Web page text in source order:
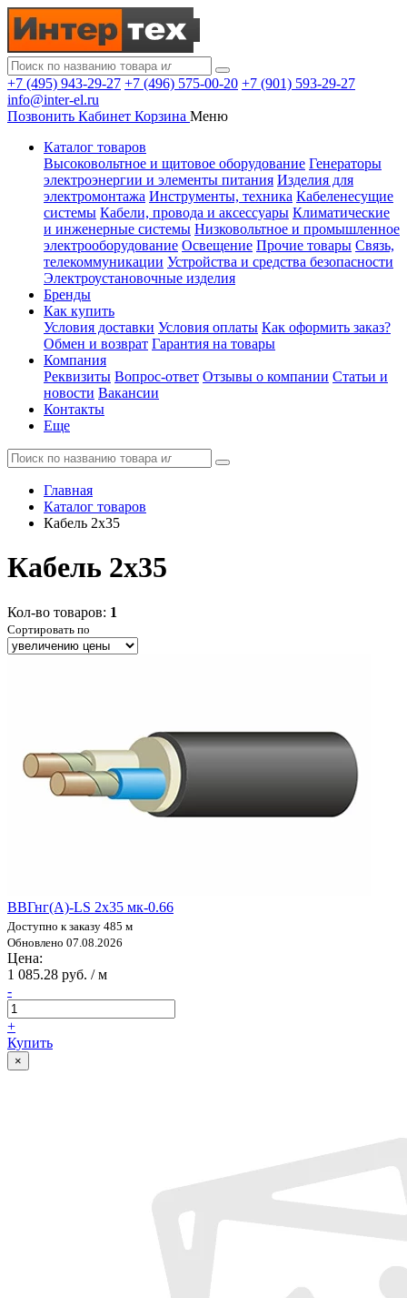
+7 (495) 943-29-27 +7 (496) 575-00-20 +7 (901) 593-29-27
info@inter-el.ru
Позвонить Кабинет Корзина Меню
Каталог товаров
Высоковольтное и щитовое оборудование Генераторы
электроэнергии и элементы питания Изделия для
электромонтажа Инструменты, техника Кабеленесущие
системы Кабели, провода и аксессуары Климатические
и инженерные системы Низковольтное и промышленное
электрооборудование Освещение Прочие товары Связь,
телекоммуникации Устройства и средства безопасности
Электроустановочные изделия
Бренды
Как купить
Условия доставки Условия оплаты Как оформить заказ?
Обмен и возврат Гарантия на товары
Компания
Реквизиты Вопрос-ответ Отзывы о компании Статьи и
новости Вакансии
Контакты
Еще
Главная
Каталог товаров
Кабель 2x35
Кабель 2x35
Кол-во товаров: 1
Сортировать по
ВВГнг(А)-LS 2х35 мк-0.66
Доступно к заказу 485 м
Обновлено 07.08.2026
Цена:
1 085.28 руб. / м
-
+
Купить
×